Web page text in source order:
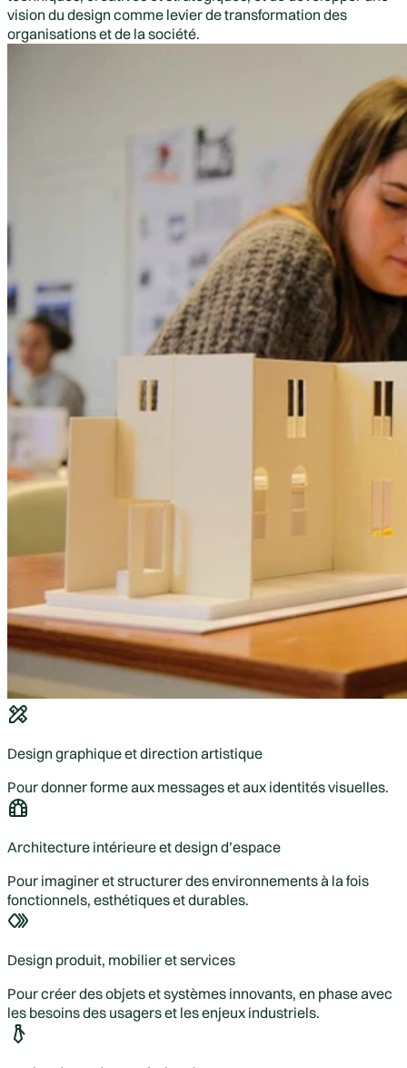
vision du design comme levier de transformation des
organisations et de la société.
Design graphique et direction artistique
Pour donner forme aux messages et aux identités visuelles.
Architecture intérieure et design d’espace
Pour imaginer et structurer des environnements à la fois
fonctionnels, esthétiques et durables.
Design produit, mobilier et services
Pour créer des objets et systèmes innovants, en phase avec
les besoins des usagers et les enjeux industriels.